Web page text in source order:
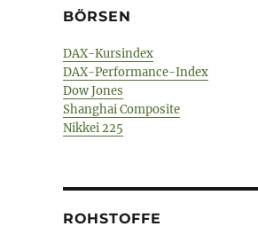
BÖRSEN
DAX-Kursindex
DAX-Performance-Index
Dow Jones
Shanghai Composite
Nikkei 225
ROHSTOFFE